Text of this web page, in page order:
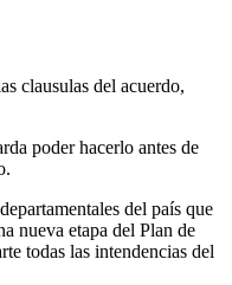
clausulas del acuerdo,
poder hacerlo antes de
del país que
nueva etapa del Plan de
todas las intendencias del